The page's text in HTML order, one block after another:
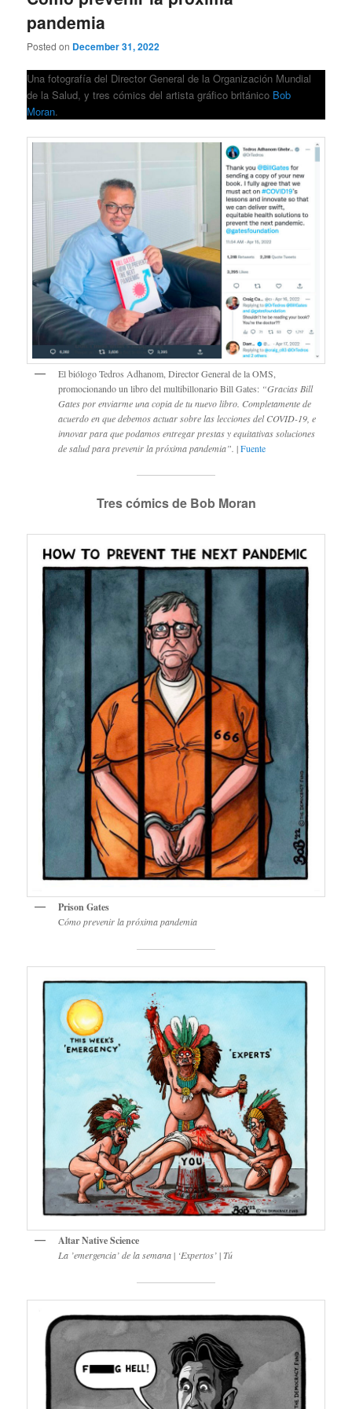
pandemia
Posted on December 31, 2022
Una fotografía del Director General de la Organización Mundial
de la Salud, y tres cómics del artista gráfico británico Bob
Moran.
El biólogo Tedros Adhanom, Director General de la OMS,
promocionando un libro del multibillonario Bill Gates: “Gracias Bill
Gates por enviarme una copia de tu nuevo libro. Completamente de
acuerdo en que debemos actuar sobre las lecciones del COVID-19, e
innovar para que podamos entregar prestas y equitativas soluciones
de salud para prevenir la próxima pandemia”. |Fuente
Tres cómics de Bob Moran
Prison Gates
Cómo prevenir la próxima pandemia
Altar Native Science
La ’emergencia’ de la semana| ‘Expertos’|Tú